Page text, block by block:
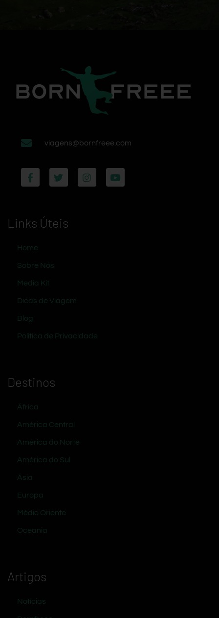
viagens@bornfreee.com
Links Úteis
Home
Sobre Nós
Media Kit
Dicas de Viagem
Blog
Política de Privacidade
Destinos
África
América Central
América do Norte
América do Sul
Ásia
Europa
Médio Oriente
Oceania
Artigos
Notícias